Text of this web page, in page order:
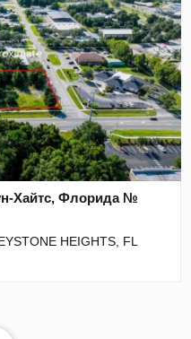
Хайтс, Флорида №
HEIGHTS, FL